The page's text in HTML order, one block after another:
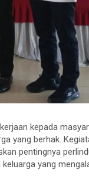
kepada
yang berhak.
pentingnya
yang